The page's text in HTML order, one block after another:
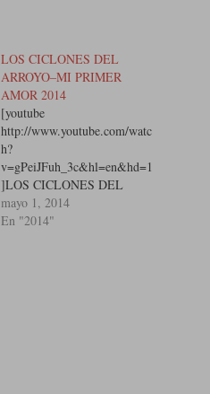
LOS CICLONES DEL
ARROYO–MI PRIMER
AMOR 2014
[youtube
http://www.youtube.com/watc
h?
v=gPeiJFuh_3c&hl=en&hd=1
]LOS CICLONES DEL
ARROYO–MI PRIMER
AMOR 2014 SABES VIDA
mayo 1, 2014
En "2014"